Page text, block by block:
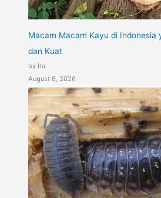
Macam Macam Kayu di Indonesia
dan Kuat
by Ira
August 6, 2026